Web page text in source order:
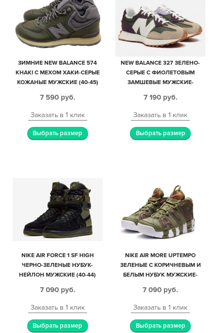
ЗИМНИЕ NEW BALANCE 574
KHAKI С МЕХОМ ХАКИ-СЕРЫЕ
КОЖАНЫЕ МУЖСКИЕ (40-45)
7 590 руб.
Заказать в 1 клик
Выбрать размер
NEW BALANCE 327 ЗЕЛЕНО-
СЕРЫЕ С ФИОЛЕТОВЫМ
ЗАМШЕВЫЕ МУЖСКИЕ-
7 190 руб.
Заказать в 1 клик
Выбрать размер
NIKE AIR FORCE 1 SF HIGH
ЧЕРНО-ЗЕЛЕНЫЕ НУБУК-
НЕЙЛОН МУЖСКИЕ (40-44)
7 090 руб.
Заказать в 1 клик
Выбрать размер
NIKE AIR MORE UPTEMPO
ЗЕЛЕНЫЕ С КОРИЧНЕВЫМ И
БЕЛЫМ НУБУК МУЖСКИЕ-
7 090 руб.
Заказать в 1 клик
Выбрать размер